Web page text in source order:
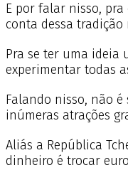
E por falar nisso, pra
conta dessa tradição
Pra se ter uma ideia
experimentar todas
Falando nisso, não
inúmeras atrações
Aliás a República
dinheiro é trocar